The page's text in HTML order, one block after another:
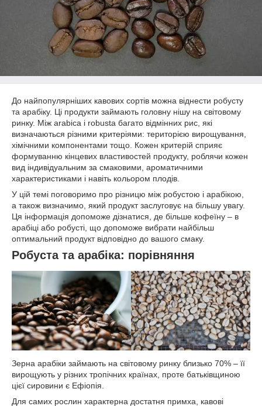
До найпопулярніших кавових сортів можна віднести робусту
та арабіку. Ці продукти займають головну нішу на світовому
ринку. Між arabica і robusta багато відмінних рис, які
визначаються різними критеріями: територією вирощування,
хімічними компонентами тощо. Кожен критерій сприяє
формуванню кінцевих властивостей продукту, роблячи кожен
вид індивідуальним за смаковими, ароматичними
характеристиками і навіть кольором плодів.
У цій темі поговоримо про різницю між робустою і арабікою,
а також визначимо, який продукт заслуговує на більшу увагу.
Ця інформація допоможе дізнатися, де більше кофеїну – в
арабіці або робусті, що допоможе вибрати найбільш
оптимальний продукт відповідно до вашого смаку.
Робуста та арабіка: порівняння
Зерна арабіки займають на світовому ринку близько 70% – її
вирощують у різних тропічних країнах, проте батьківщиною
цієї сировини є Ефіопія.
Для самих рослин характерна достатня примха, кавові